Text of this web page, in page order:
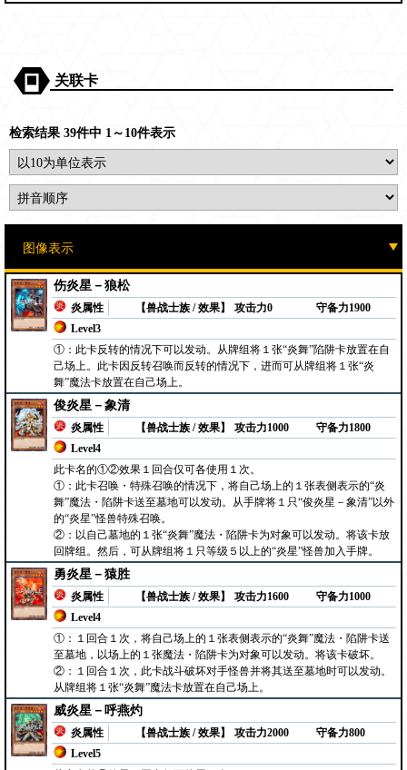
关联卡
检索结果 39件中 1～10件表示
伤炎星－狼松
炎属性
【兽战士族 / 效果】
Level3
攻击力0 守备力1900
①：此卡反转的情况下可以发动。从牌组将１张“炎舞”陷阱卡放置在自
己场上。此卡因反转召唤而反转的情况下，进而可从牌组将１张“炎
舞”魔法卡放置在自己场上。
俊炎星－象清
炎属性
【兽战士族 / 效果】
Level4
攻击力1000 守备力1800
此卡名的①②效果１回合仅可各使用１次。
①：此卡召唤・特殊召唤的情况下，将自己场上的１张表侧表示的“炎
舞”魔法・陷阱卡送至墓地可以发动。从手牌将１只“俊炎星－象清”以外
的“炎星”怪兽特殊召唤。
②：以自己墓地的１张“炎舞”魔法・陷阱卡为对象可以发动。将该卡放
回牌组。然后，可从牌组将１只等级５以上的“炎星”怪兽加入手牌。
勇炎星－猿胜
炎属性
【兽战士族 / 效果】
Level4
攻击力1600 守备力1000
①：１回合１次，将自己场上的１张表侧表示的“炎舞”魔法・陷阱卡送
至墓地，以场上的１张魔法・陷阱卡为对象可以发动。将该卡破坏。
②：１回合１次，此卡战斗破坏对手怪兽并将其送至墓地时可以发动。
从牌组将１张“炎舞”魔法卡放置在自己场上。
威炎星－呼燕灼
炎属性
【兽战士族 / 效果】
Level5
攻击力2000 守备力800